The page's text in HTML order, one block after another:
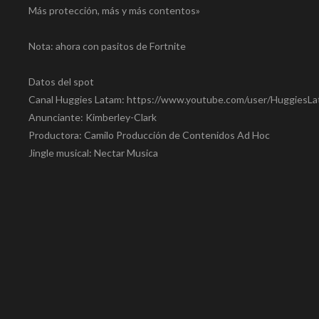
Más protección, más y más contentos»
Nota: ahora con pasitos de Fortnite
Datos del spot
Canal Huggies Latam: https://www.youtube.com/user/
Anunciante: Kimberley-Clark
Productora: Camilo Producción de Contenidos Ad Hoc
Jingle musical: Nectar Musica